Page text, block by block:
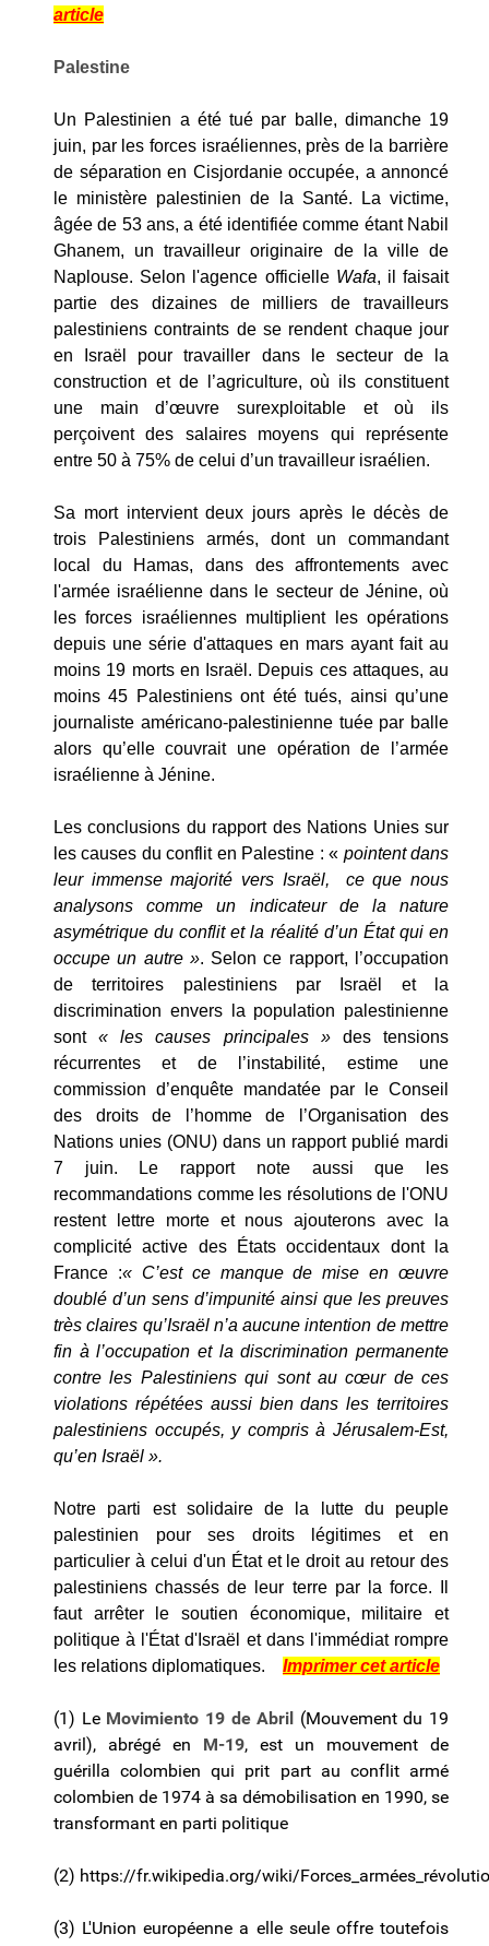
article
Palestine
Un Palestinien a été tué par balle, dimanche 19
juin, par les forces israéliennes, près de la barrière
de séparation en Cisjordanie occupée, a annoncé
le ministère palestinien de la Santé. La victime,
âgée de 53 ans, a été identifiée comme étant Nabil
Ghanem, un travailleur originaire de la ville de
Naplouse. Selon l'agence officielle Wafa, il faisait
partie des dizaines de milliers de travailleurs
palestiniens contraints de se rendent chaque jour
en Israël pour travailler dans le secteur de la
construction et de l’agriculture, où ils constituent
une main d’œuvre surexploitable et où ils
perçoivent des salaires moyens qui représente
entre 50 à 75% de celui d’un travailleur israélien.
Sa mort intervient deux jours après le décès de
trois Palestiniens armés, dont un commandant
local du Hamas, dans des affrontements avec
l'armée israélienne dans le secteur de Jénine, où
les forces israéliennes multiplient les opérations
depuis une série d'attaques en mars ayant fait au
moins 19 morts en Israël. Depuis ces attaques, au
moins 45 Palestiniens ont été tués, ainsi qu’une
journaliste américano-palestinienne tuée par balle
alors qu’elle couvrait une opération de l’armée
israélienne à Jénine.
Les conclusions du rapport des Nations Unies sur
les causes du conflit en Palestine : « pointent dans
leur immense majorité vers Israël,
ce que nous
analysons comme un indicateur de la nature
asymétrique du conflit et la réalité d’un État qui en
occupe un autre ». Selon ce rapport, l’occupation
de territoires palestiniens par Israël et la
discrimination envers la population palestinienne
sont« les causes principales »des tensions
récurrentes et de l’instabilité, estime une
commission d’enquête mandatée par le Conseil
des droits de l’homme de l’Organisation des
Nations unies (ONU) dans un rapport publié mardi
7 juin. Le rapport note aussi que les
recommandations comme les résolutions de l'ONU
restent lettre morte et nous ajouterons avec la
complicité active des États occidentaux dont la
France :« C’est ce manque de mise en œuvre
doublé d’un sens d’impunité ainsi que les preuves
très claires qu’Israël n’a aucune intention de mettre
fin à l’occupation et la discrimination permanente
contre les Palestiniens qui sont au cœur de ces
violations répétées aussi bien dans les territoires
palestiniens occupés, y compris à Jérusalem-Est,
qu’en Israël ».
Notre parti est solidaire de la lutte du peuple
palestinien pour ses droits légitimes et en
particulier à celui d'un État et le droit au retour des
palestiniens chassés de leur terre par la force. Il
faut arrêter le soutien économique, militaire et
politique à l'État d'Israël et dans l'immédiat rompre
les relations diplomatiques. Imprimer cet article
(1) Le Movimiento 19 de Abril (Mouvement du 19
avril), abrégé en M-19, est un mouvement de
guérilla colombien qui prit part au conflit armé
colombien de 1974 à sa démobilisation en 1990, se
transformant en parti politique
(2) https://fr.wikipedia.org/wiki/
(3) L'Union européenne a elle seule offre toutefois